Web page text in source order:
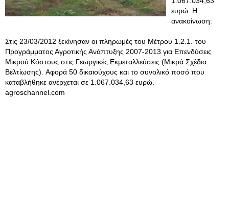
ευρώ. Η
ανακοίνωση:
Στις 23/03/2012 ξεκίνησαν οι πληρωμές του Μέτρου 1.2.1. του
Προγράμματος Αγροτικής Ανάπτυξης 2007-2013 για Επενδύσεις
Μικρού Κόστους στις Γεωργικές Εκμεταλλεύσεις (Μικρά Σχέδια
Βελτίωσης). Aφορά 50 δικαιούχους και το συνολικό ποσό που
καταβλήθηκε ανέρχεται σε 1.067.034,63 ευρώ.
agroschannel.com